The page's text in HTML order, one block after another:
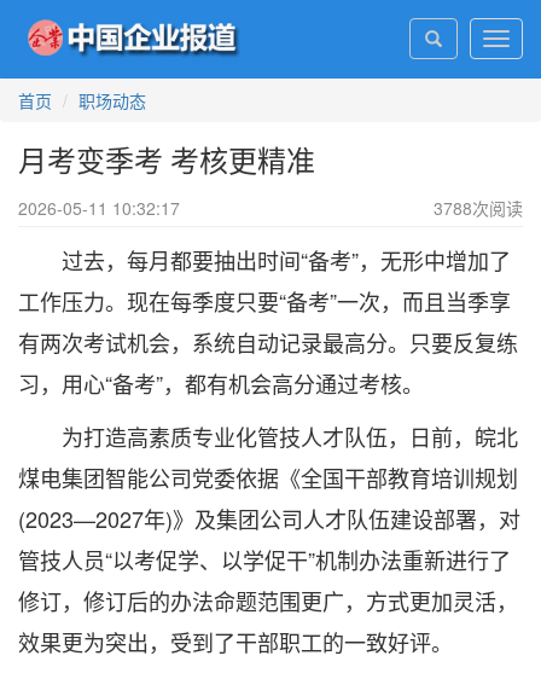
首页
职场动态
月考变季考 考核更精准
2026-05-11 10:32:17 3788次阅读
过去，每月都要抽出时间“备考”，无形中增加了
工作压力。现在每季度只要“备考”一次，而且当季享
有两次考试机会，系统自动记录最高分。只要反复练
习，用心“备考”，都有机会高分通过考核。
为打造高素质专业化管技人才队伍，日前，皖北
煤电集团智能公司党委依据《全国干部教育培训规划
(2023—2027年)》及集团公司人才队伍建设部署，对
管技人员“以考促学、以学促干”机制办法重新进行了
修订，修订后的办法命题范围更广，方式更加灵活，
效果更为突出，受到了干部职工的一致好评。